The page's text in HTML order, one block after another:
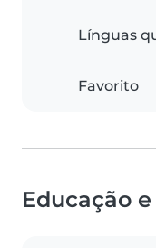
Línguas
Favorito
Educação